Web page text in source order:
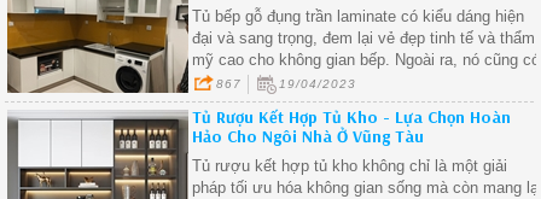
Tủ bếp gỗ đụng trần laminate có kiểu dáng hiện
đại và sang trọng, đem lại vẻ đẹp tinh tế và thẩm
mỹ cao cho không gian bếp. Ngoài ra, nó cũng có
nhiều màu sắc, hoa văn và họa tiết khác nhau,
giúp bạn dễ dàng lựa chọn theo phong cách thiết
kế nội thất của căn nhà
867 19/04/2023
Tủ Rượu Kết Hợp Tủ Kho - Lựa Chọn Hoàn
Hảo Cho Ngôi Nhà Ở Vũng Tàu
Tủ rượu kết hợp tủ kho không chỉ là một giải
pháp tối ưu hóa không gian sống mà còn mang